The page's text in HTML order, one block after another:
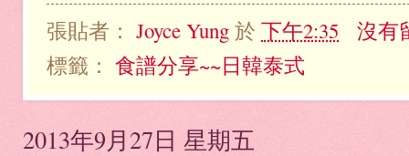
張貼者： Joyce Yung 於 下午2:35
沒有
標籤： 食譜分享~~日韓泰式
2013年9月27日 星期五